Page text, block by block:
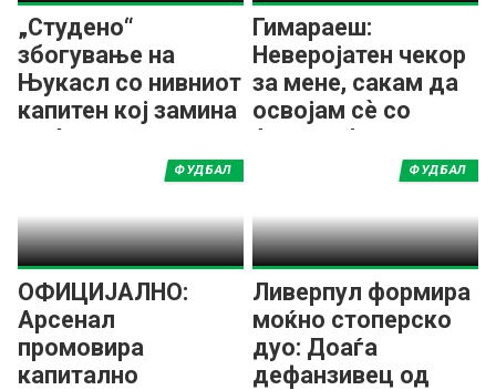
„Студено“
збогување на
Њукасл со нивниот
капитен кој замина
во Арсенал
Гимараеш:
Неверојатен чекор
за мене, сакам да
освојам сѐ со
Арсенал!
ОФИЦИЈАЛНО:
Арсенал
промовира
капитално
ФУДБАЛ
Ливерпул формира
моќно стоперско
дуо: Доаѓа
дефанзивец од
ФУДБАЛ